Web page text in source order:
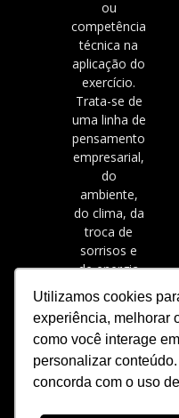
Utilizamos cookies
experiência, melhorar
como você interage
personalizar
concorda com o uso
ou
competência
técnica na
aplicação do
exercício.
Trata-se de
uma linha de
pensamento
empresarial,
do
ambiente,
do clima, da
troca de
sorrisos e
de energia
positiva.